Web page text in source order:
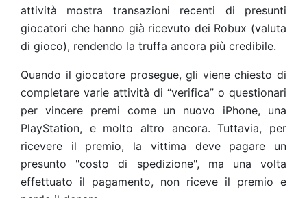
attività mostra transazioni recenti di presunti
giocatori che hanno già ricevuto dei Robux (valuta
di gioco), rendendo la truffa ancora più credibile.
Quando il giocatore prosegue, gli viene chiesto di
completare varie attività di “verifica” o questionari
per vincere premi come un nuovo iPhone, una
PlayStation, e molto altro ancora. Tuttavia, per
ricevere il premio, la vittima deve pagare un
presunto "costo di spedizione", ma una volta
effettuato il pagamento, non riceve il premio e